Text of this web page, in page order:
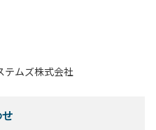
テムズ株式会社